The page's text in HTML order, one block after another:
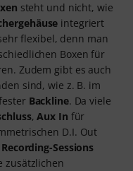
steht und nicht, wie
integriert
flexibel, denn man
Boxen für
Zudem gibt es auch
sind, wie z. B. im
Backline. Da viele
,Aux In für
D.I. Out
Sessions
zusätzlichen